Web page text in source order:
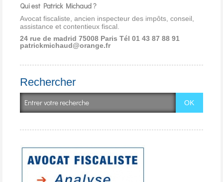
Qui est Patrick Michaud ?
Avocat fiscaliste, ancien inspecteur des impôts, conseil,
assistance et contentieux fiscal.
24 rue de madrid 75008 Paris Tél 01 43 87 88 91
patrickmichaud@orange.fr
Rechercher